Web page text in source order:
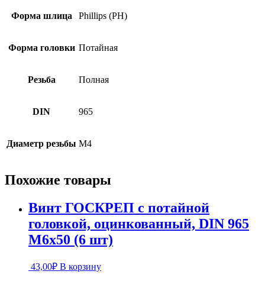
Форма шлица Phillips (PH)
Форма головки Потайная
Резьба Полная
DIN 965
Диаметр резьбы М4
Похожие товары
Винт ГОСКРЕП с потайной
головкой, оцинкованный, DIN 965
М6х50 (6 шт)
43,00₽ В корзину